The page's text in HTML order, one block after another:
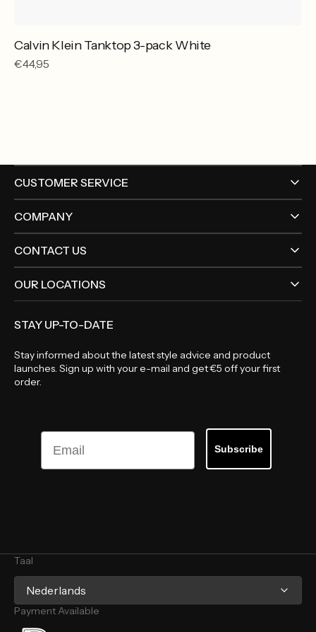
Calvin Klein Tanktop 3-pack White
Reguliere
€44,95
CUSTOMER SERVICE
COMPANY
CONTACT US
OUR LOCATIONS
STAY UP-TO-DATE
Stay informed about the latest style advice and product
launches. Sign up with your e-mail and get €5 off your first
order.
Email
Subscribe
Taal
Nederlands
Payment Available